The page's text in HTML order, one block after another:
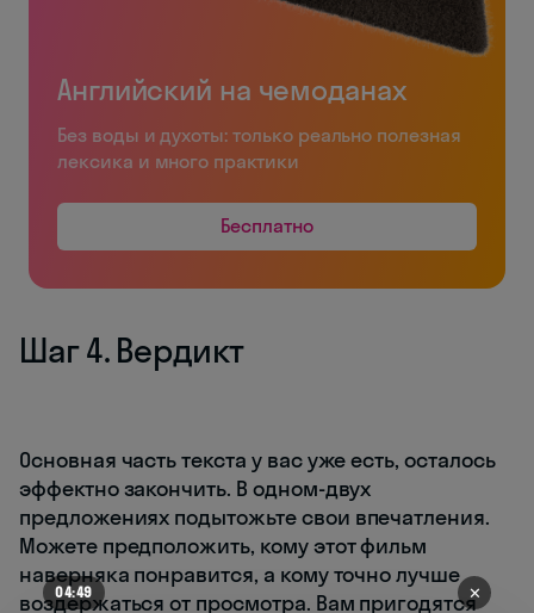
Английский на чемоданах
Без воды и духоты: только реально полезная
лексика и много практики
Бесплатно
Шаг 4. Вердикт
Основная часть текста у вас уже есть, осталось
эффектно закончить. В одном-двух
предложениях подытожьте свои впечатления.
Можете предположить, кому этот фильм
наверняка понравится, а кому точно лучше
воздержаться от просмотра. Вам пригодятся
04:49 ✕